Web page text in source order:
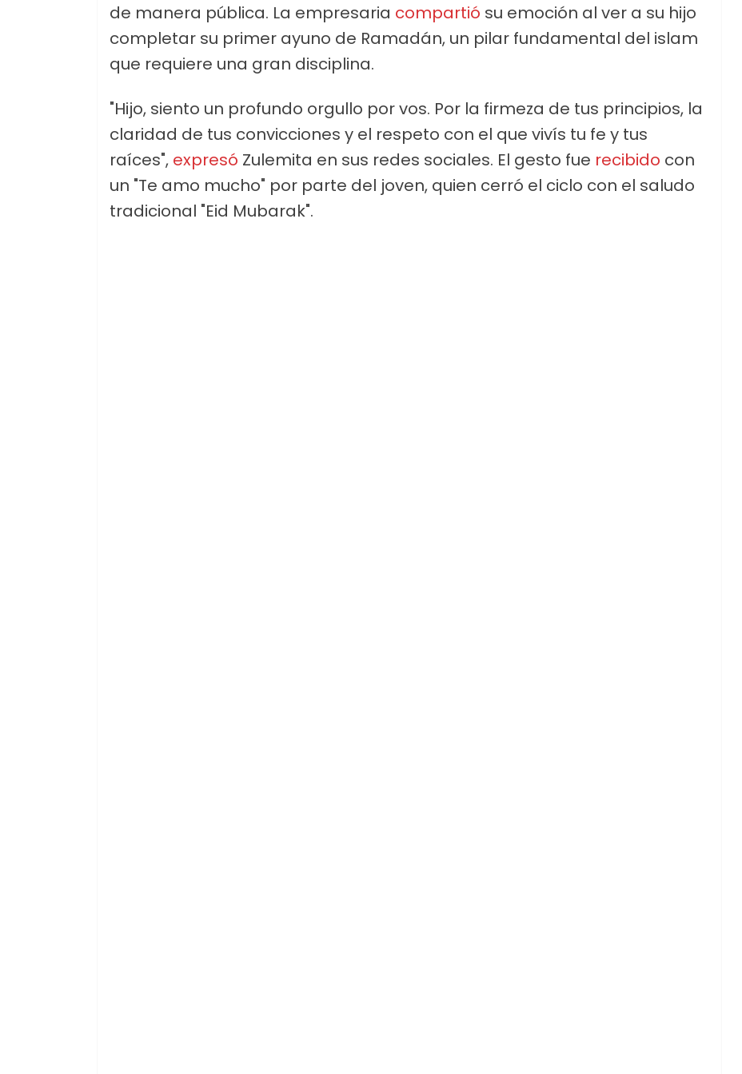
de manera pública. La empresaria compartió su emoción al ver a su hijo
completar su primer ayuno de Ramadán, un pilar fundamental del islam
que requiere una gran disciplina.
"Hijo, siento un profundo orgullo por vos. Por la firmeza de tus principios, la
claridad de tus convicciones y el respeto con el que vivís tu fe y tus
raíces", expresó Zulemita en sus redes sociales. El gesto fue recibido con
un "Te amo mucho" por parte del joven, quien cerró el ciclo con el saludo
tradicional "Eid Mubarak".